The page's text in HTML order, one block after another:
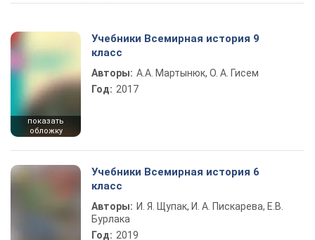
показать
обложку
Учебники Всемирная история 9
класс
Авторы: А.А. Мартынюк, О. А. Гисем
Год: 2017
Учебники Всемирная история 6
класс
Авторы: И. Я. Щупак, И. А. Пискарева, Е.В.
Бурлака
Год: 2019